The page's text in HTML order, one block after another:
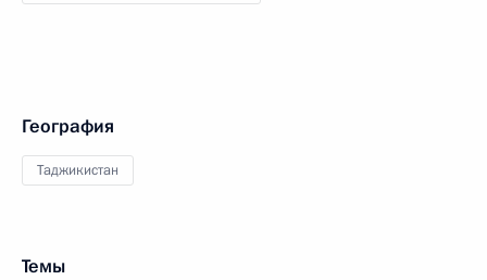
География
Таджикистан
Темы